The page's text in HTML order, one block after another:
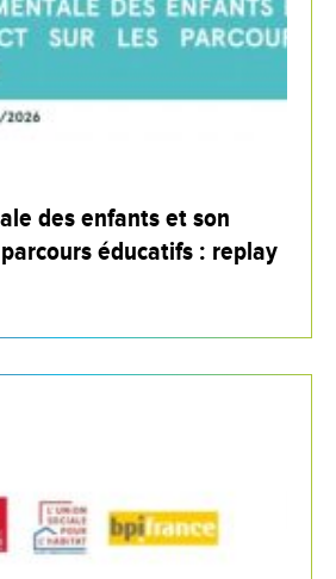
des enfants et son
éducatifs : replay